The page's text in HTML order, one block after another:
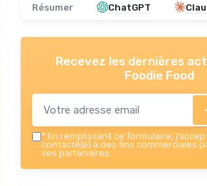
Résumer ChatGPT
Recevez les dernières
Foodie Food
* En remplissant ce formulaire,
contacté(e) à des fins commerciales
ses partenaires.